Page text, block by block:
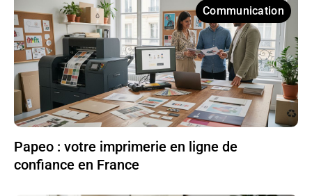
Communication
Papeo : votre imprimerie en ligne de
confiance en France